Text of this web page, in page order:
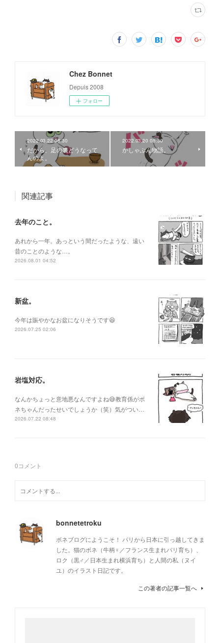
Chez Bonnet
Depuis 2008
フォロー
2022.03.22 08:30
だから、足の裏どうなって
んのよ。
2022.03.20 08:30
かしゃぶん物語。
関連記事
去年のこと。
あれから一年。あっという間だったような、遠い
昔のことのような…。
2026.08.01 04:52
新盆。
今年は賑やかなお盆になりそうです😆
2026.07.25 02:06
岩塩対応。
なんかちょっと意地悪なんですよね😅教育係がボ
ネちゃんだったせいでしょうか（笑）気がつい…
2026.07.22 08:48
0コメント
bonnetetroku
ボネブログにようこそ！ パリから日本に引っ越してきま
した。猫のボネ（牛柄♀／フランス生まれパリ育ち）、
ロク（黒♂／日本生まれ横浜育ち）と人間の私（ヌイ
ユ）のイラスト日記です。
この著者の記事一覧へ